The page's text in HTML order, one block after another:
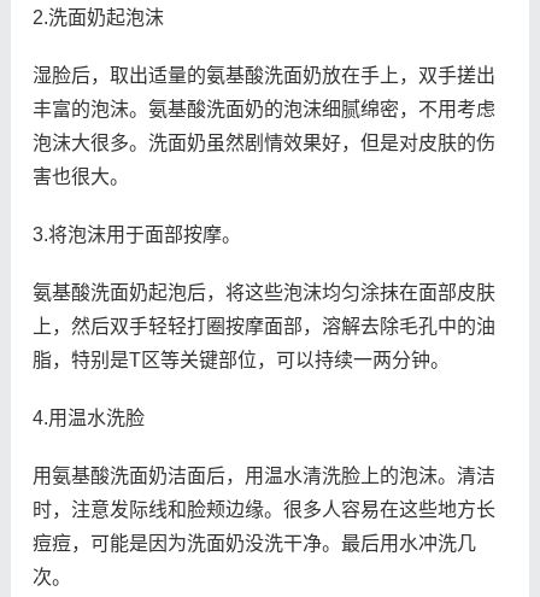
2.洗面奶起泡沫
湿脸后，取出适量的氨基酸洗面奶放在手上，双手搓出
丰富的泡沫。氨基酸洗面奶的泡沫细腻绵密，不用考虑
泡沫大很多。洗面奶虽然剧情效果好，但是对皮肤的伤
害也很大。
3.将泡沫用于面部按摩。
氨基酸洗面奶起泡后，将这些泡沫均匀涂抹在面部皮肤
上，然后双手轻轻打圈按摩面部，溶解去除毛孔中的油
脂，特别是T区等关键部位，可以持续一两分钟。
4.用温水洗脸
用氨基酸洗面奶洁面后，用温水清洗脸上的泡沫。清洁
时，注意发际线和脸颊边缘。很多人容易在这些地方长
痘痘，可能是因为洗面奶没洗干净。最后用水冲洗几
次。